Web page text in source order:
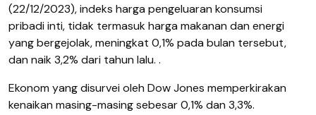
(22/12/2023), indeks harga pengeluaran konsumsi
pribadi inti, tidak termasuk harga makanan dan energi
yang bergejolak, meningkat 0,1% pada bulan tersebut,
dan naik 3,2% dari tahun lalu. .
Ekonom yang disurvei oleh Dow Jones memperkirakan
kenaikan masing-masing sebesar 0,1% dan 3,3%.